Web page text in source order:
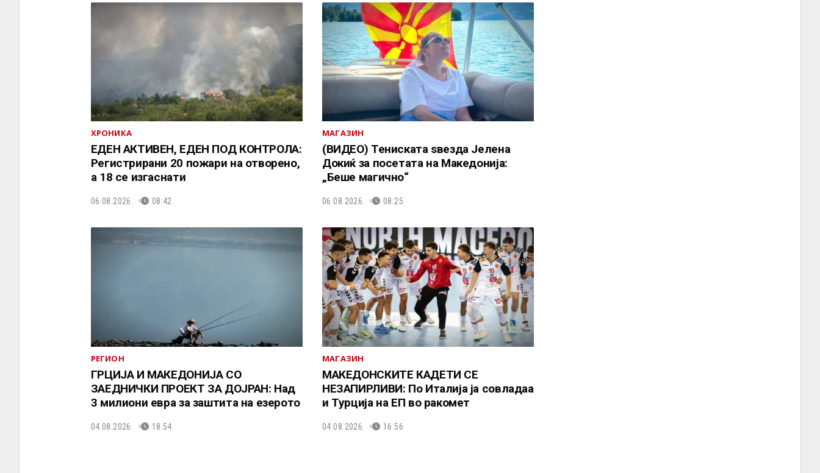
ХРОНИКА
ЕДЕН АКТИВЕН, ЕДЕН ПОД КОНТРОЛА:
Регистрирани 20 пожари на отворено,
a 18 се изгаснати
06.08.2026. 08:42
МАГАЗИН
(ВИДЕО) Тениската ѕвезда Јелена
Докиќ за посетата на Македонија:
„Беше магично“
06.08.2026. 08:25
РЕГИОН
ГРЦИЈА И МАКЕДОНИЈА СО
ЗАЕДНИЧКИ ПРОЕКТ ЗА ДОЈРАН: Над
3 милиони евра за заштита на езерото
04.08.2026. 18:54
МАГАЗИН
МАКЕДОНСКИТЕ КАДЕТИ СЕ
НЕЗАПИРЛИВИ: По Италија ја совладаа
и Турција на ЕП во ракомет
04.08.2026. 16:56